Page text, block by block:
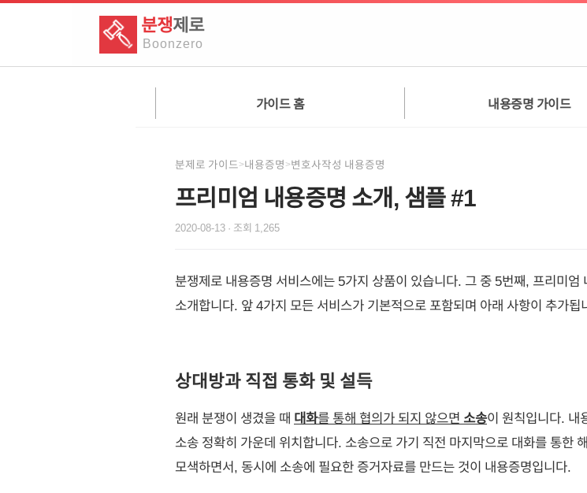
분쟁제로
Boonzero
가이드 홈 내용증명 가이드
분제로 가이드>내용증명>변호사작성 내용증명
프리미엄 내용증명 소개, 샘플 #1
2020-08-13 · 조회 1,265
분쟁제로 내용증명 서비스에는 5가지 상품이 있습니다. 그 중 5번째, 프리미엄
소개합니다. 앞 4가지 모든 서비스가 기본적으로 포함되며 아래 사항이 추가됩
상대방과 직접 통화 및 설득
원래 분쟁이 생겼을 때 대화를 통해 협의가 되지 않으면 소송이 원칙입니다. 내
소송 정확히 가운데 위치합니다. 소송으로 가기 직전 마지막으로 대화를 통한
모색하면서, 동시에 소송에 필요한 증거자료를 만드는 것이 내용증명입니다.